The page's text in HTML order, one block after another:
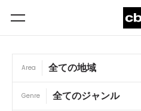
Area
Genre